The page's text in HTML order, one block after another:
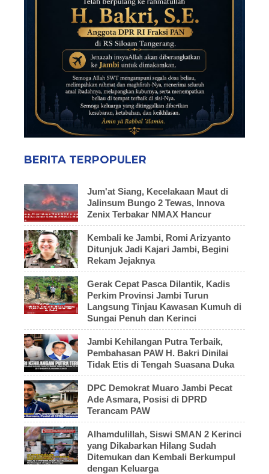
BERITA TERPOPULER
Jum'at Siang, Kecelakaan Maut di
Jalinsum Bungo 2 Tewas, Innova
Zenix Terbakar NMAX Hancur
Kembali ke Jambi, Romi Arizyanto
Ditunjuk Jadi Kajari Jambi, Begini
Rekam Jejaknya
Gerak Cepat Pasca Dilantik, Kadis
Perkim Provinsi Jambi Turun
Langsung Tinjau Kawasan Kumuh di
Sungai Penuh dan Kerinci
Jambi Kehilangan Putra Terbaik,
Pembahasan PAW H. Bakri Dinilai
Tidak Etis di Tengah Suasana Duka
DPC Demokrat Muaro Jambi Pecat
Ade Asmara, Posisi di DPRD
Terancam PAW
Alhamdulillah, Siswi SMAN 2 Kerinci
yang Dikabarkan Hilang Sudah
Ditemukan dan Kembali Berkumpul
dengan Keluarga